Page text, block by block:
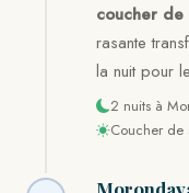
coucher
rasante
la nuit pour
2 nuits à
Coucher